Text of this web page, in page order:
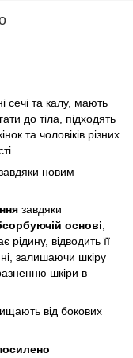
сечі та калу, мають
до тіла, підходять
та чоловіків різних
новим
завдяки
основі
відводить її
залишаючи шкіру
шкіри в
від бокових